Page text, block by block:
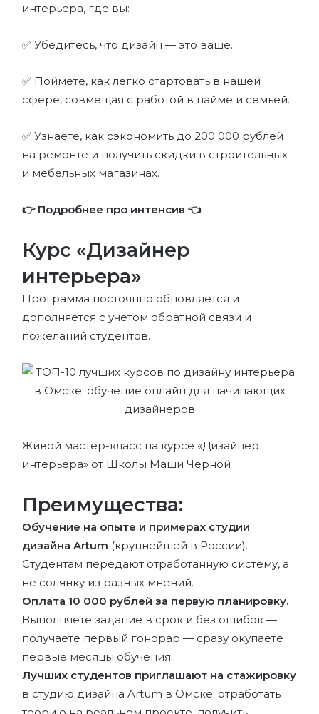
интерьера, где вы:
✅ Убедитесь, что дизайн — это ваше.
✅ Поймете, как легко стартовать в нашей
сфере, совмещая с работой в найме и семьей.
✅ Узнаете, как сэкономить до 200 000 рублей
на ремонте и получить скидки в строительных
и мебельных магазинах.
👉 Подробнее про интенсив 👈
Курс «Дизайнер
интерьера»
Программа постоянно обновляется и
дополняется с учетом обратной связи и
пожеланий студентов.
Живой мастер-класс на курсе «Дизайнер
интерьера» от Школы Маши Черной
Преимущества:
Обучение на опыте и примерах студии
дизайна Artum (крупнейшей в России).
Студентам передают отработанную систему, а
не солянку из разных мнений.
Оплата 10 000 рублей за первую планировку.
Выполняете задание в срок и без ошибок —
получаете первый гонорар — сразу окупаете
первые месяцы обучения.
Лучших студентов приглашают на стажировку
в студию дизайна Artum в Омске: отработать